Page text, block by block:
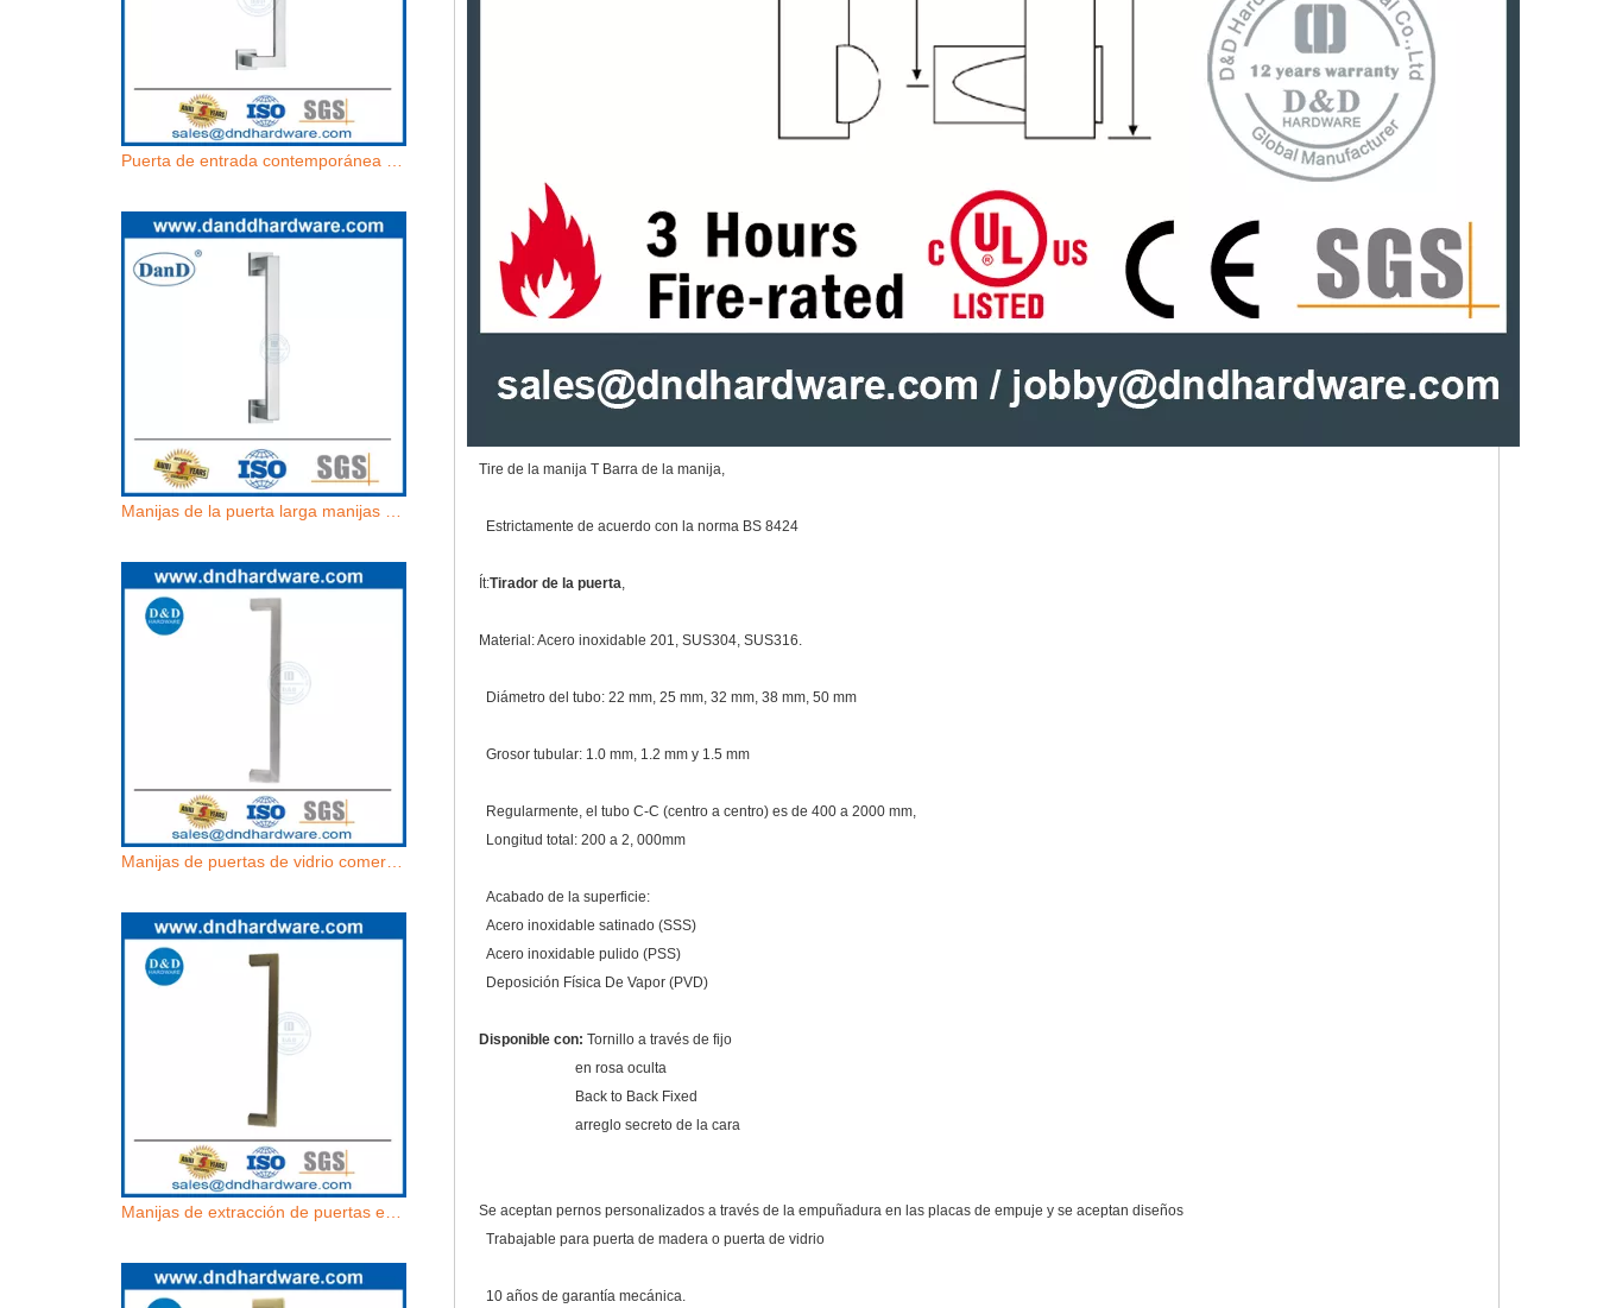
Tire de la manija T Barra de la manija,
Estrictamente de acuerdo con la norma BS 8424
Ít:Tirador de la puerta,
Material: Acero inoxidable 201, SUS304, SUS316.
Diámetro del tubo: 22 mm, 25 mm, 32 mm, 38 mm, 50 mm
Grosor tubular: 1.0 mm, 1.2 mm y 1.5 mm
Regularmente, el tubo C-C (centro a centro) es de 400 a 2000 mm,
Longitud total: 200 a 2, 000mm
Acabado de la superficie:
Acero inoxidable satinado (SSS)
Acero inoxidable pulido (PSS)
Deposición Física De Vapor (PVD)
Disponible con: Tornillo a través de fijo
en rosa oculta
Back to Back Fixed
arreglo secreto de la cara
Se aceptan pernos personalizados a través de la empuñadura en las placas de empuje y se aceptan diseños
Trabajable para puerta de madera o puerta de vidrio
10 años de garantía mecánica.